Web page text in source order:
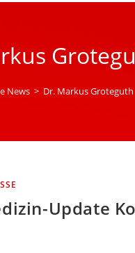
News > Dr. Markus Groteguth
Update